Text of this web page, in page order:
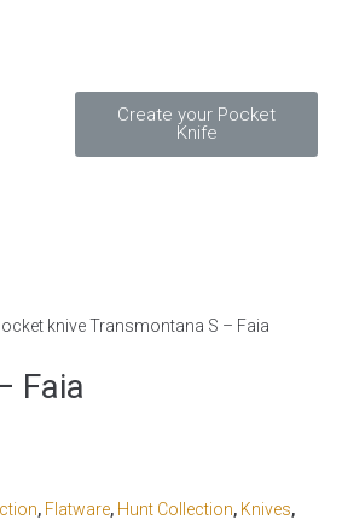
Create your Pocket
Knife
knive Transmontana S – Faia
Faia
, Flatware, Hunt Collection, Knives,